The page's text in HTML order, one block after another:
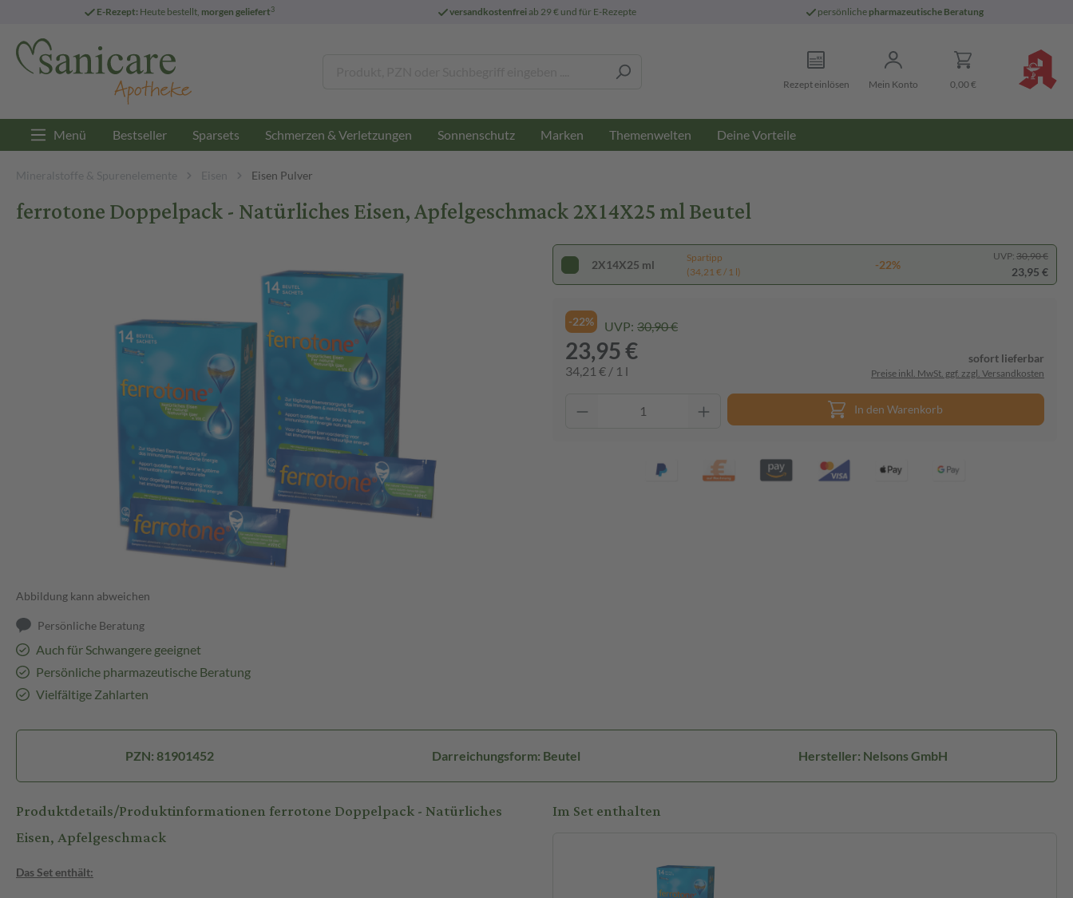
E-Rezept: Heute bestellt, morgen geliefert3 versandkostenfreiab 29 € und für E-Rezepte persönliche pharmazeutische Beratung
Rezept einlösen Mein Konto 0,00 €
Menü Bestseller Sparsets Schmerzen & Verletzungen Sonnenschutz Marken Themenwelten Deine Vorteile
Mineralstoffe & Spurenelemente Eisen Eisen Pulver
ferrotone Doppelpack - Natürliches Eisen, Apfelgeschmack 2X14X25 ml Beutel
Abbildung kann abweichen
Persönliche Beratung
Auch für Schwangere geeignet
Persönliche pharmazeutische Beratung
Vielfältige Zahlarten
2X14X25 ml
Spartipp
(34,21 € / 1 l)
-22%
UVP: 30,90 €
23,95 €
-22% UVP: 30,90 €
23,95 €
34,21 € / 1 l
sofort lieferbar
Preise inkl. MwSt. ggf. zzgl. Versandkosten
In den Warenkorb
PZN: 81901452 Darreichungsform: Beutel Hersteller: Nelsons GmbH
Produktdetails/Produktinformationen ferrotone Doppelpack - Natürliches
Eisen, Apfelgeschmack
Das Set enthält:
Im Set enthalten